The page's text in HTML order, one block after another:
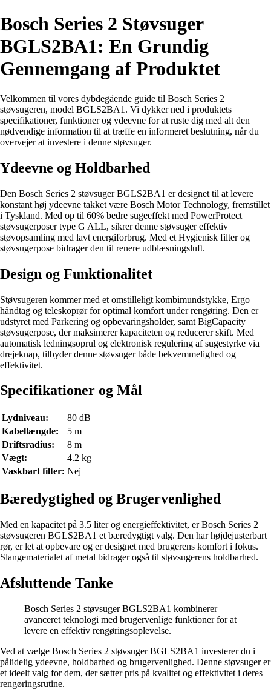
Bosch Series 2 Støvsuger
BGLS2BA1: En Grundig
Gennemgang af Produktet
Velkommen til vores dybdegående guide til Bosch Series 2
støvsugeren, model BGLS2BA1. Vi dykker ned i produktets
specifikationer, funktioner og ydeevne for at ruste dig med alt den
nødvendige information til at træffe en informeret beslutning, når du
overvejer at investere i denne støvsuger.
Ydeevne og Holdbarhed
Den Bosch Series 2 støvsuger BGLS2BA1 er designet til at levere
konstant høj ydeevne takket være Bosch Motor Technology, fremstillet
i Tyskland. Med op til 60% bedre sugeeffekt med PowerProtect
støvsugerposer type G ALL, sikrer denne støvsuger effektiv
støvopsamling med lavt energiforbrug. Med et Hygienisk filter og
støvsugerpose bidrager den til renere udblæsningsluft.
Design og Funktionalitet
Støvsugeren kommer med et omstilleligt kombimundstykke, Ergo
håndtag og teleskoprør for optimal komfort under rengøring. Den er
udstyret med Parkering og opbevaringsholder, samt BigCapacity
støvsugerpose, der maksimerer kapaciteten og reducerer skift. Med
automatisk ledningsoprul og elektronisk regulering af sugestyrke via
drejeknap, tilbyder denne støvsuger både bekvemmelighed og
effektivitet.
Specifikationer og Mål
Lydniveau:
80 dB
Kabellængde:
5 m
Driftsradius:
8 m
Vægt:
4.2 kg
Vaskbart filter: Nej
Bæredygtighed og Brugervenlighed
Med en kapacitet på 3.5 liter og energieffektivitet, er Bosch Series 2
støvsugeren BGLS2BA1 et bæredygtigt valg. Den har højdejusterbart
rør, er let at opbevare og er designet med brugerens komfort i fokus.
Slangematerialet af metal bidrager også til støvsugerens holdbarhed.
Afsluttende Tanke
Bosch Series 2 støvsuger BGLS2BA1 kombinerer
avanceret teknologi med brugervenlige funktioner for at
levere en effektiv rengøringsoplevelse.
Ved at vælge Bosch Series 2 støvsuger BGLS2BA1 investerer du i
pålidelig ydeevne, holdbarhed og brugervenlighed. Denne støvsuger er
et ideelt valg for dem, der sætter pris på kvalitet og effektivitet i deres
rengøringsrutine.